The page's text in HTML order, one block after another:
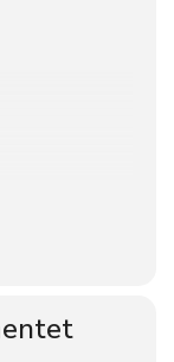
27. juni,